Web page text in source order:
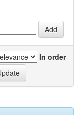
In order